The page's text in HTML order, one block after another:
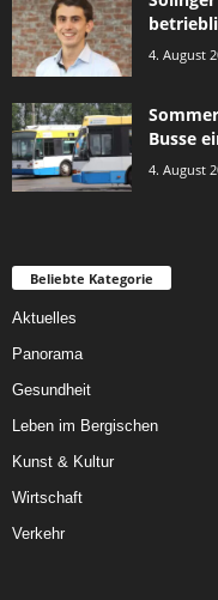
4. August
Busse
4. August
Beliebte Kategorie
Aktuelles
Panorama
Gesundheit
Leben im Bergischen
Kunst & Kultur
Wirtschaft
Verkehr